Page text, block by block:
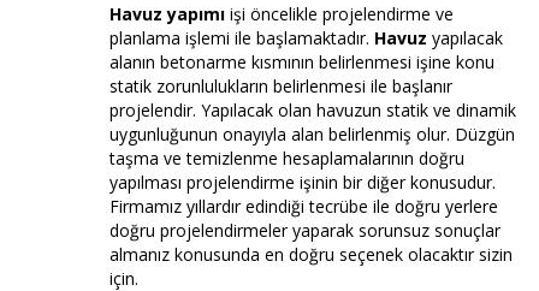
Havuz yapımı işi öncelikle projelendirme ve
planlama işlemi ile başlamaktadır. Havuz yapılacak
alanın betonarme kısmının belirlenmesi işine konu
statik zorunlulukların belirlenmesi ile başlanır
projelendir. Yapılacak olan havuzun statik ve dinamik
uygunluğunun onayıyla alan belirlenmiş olur. Düzgün
taşma ve temizlenme hesaplamalarının doğru
yapılması projelendirme işinin bir diğer konusudur.
Firmamız yıllardır edindiği tecrübe ile doğru yerlere
doğru projelendirmeler yaparak sorunsuz sonuçlar
almanız konusunda en doğru seçenek olacaktır sizin
için.